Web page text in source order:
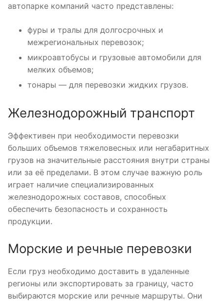
автопарке компаний часто представлены:
фуры и тралы для долгосрочных и
межрегиональных перевозок;
микроавтобусы и грузовые автомобили для
мелких объемов;
тонары — для перевозки жидких грузов.
Железнодорожный транспорт
Эффективен при необходимости перевозки
больших объемов тяжеловесных или негабаритных
грузов на значительные расстояния внутри страны
или за её пределами. В этом случае важную роль
играет наличие специализированных
железнодорожных составов, способных
обеспечить безопасность и сохранность
продукции.
Морские и речные перевозки
Если груз необходимо доставить в удаленные
регионы или экспортировать за границу, часто
выбираются морские или речные маршруты. Они